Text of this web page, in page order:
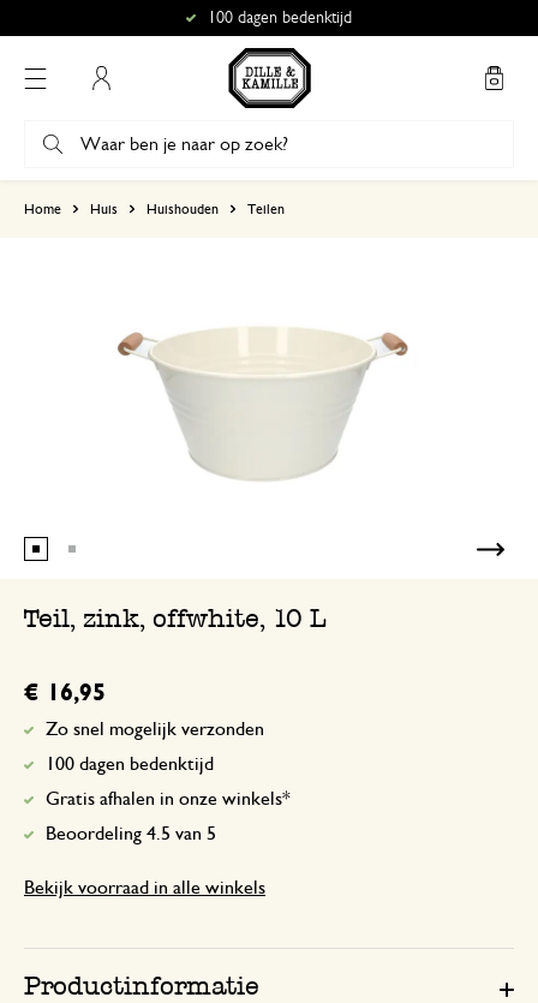
100 dagen bedenktijd
Home Huis Huishouden Teilen
Teil, zink, offwhite, 10 L
€ 16,95
Zo snel mogelijk verzonden
100 dagen bedenktijd
Gratis afhalen in onze winkels*
Beoordeling 4.5 van 5
Bekijk voorraad in alle winkels
Productinformatie
2